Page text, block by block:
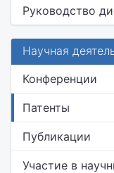
Руководство
Научная
Конференции
Патенты
Публикации
Участие в